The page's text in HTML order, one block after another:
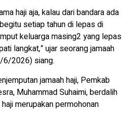
haji aja, kalau dari bandara ada
setiap tahun di lepas di
keluarga masing2 yang lepas
langkat,” ujar seorang jamaah
6/2026) siang.
jamaah haji, Pemkab
Muhammad Suhaimi, berdalih
merupakan permohonan